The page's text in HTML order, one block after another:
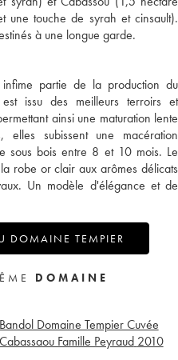
une touche de syrah et cinsault).
à une longue garde.
partie de la production du
issu des meilleurs terroirs et
ainsi une maturation lente
elles subissent une macération
sous bois entre 8 et 10 mois. Le
robe or clair aux arômes délicats
Un modèle d'élégance et de
DOMAINE TEMPIER
DOMAINE
Bandol Domaine Tempier Cuvée
Cabassaou Famille Peyraud 2010